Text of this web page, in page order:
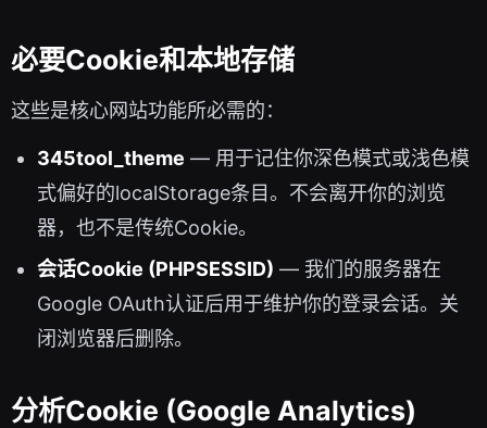
必要Cookie和本地存储
这些是核心网站功能所必需的：
345tool_theme — 用于记住你深色模式或浅色模
式偏好的localStorage条目。不会离开你的浏览
器，也不是传统Cookie。
会话Cookie (PHPSESSID) — 我们的服务器在
Google OAuth认证后用于维护你的登录会话。关
闭浏览器后删除。
分析Cookie (Google Analytics)